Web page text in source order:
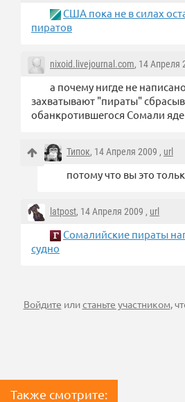
США пока не в силах
пиратов
nixoid.livejournal.com, 14 Апреля
а почему нигде не
захватывают "пираты"
обанкротившегося Сомали
Типок, 14 Апреля 2009 , url
потому что вы это
latpost, 14 Апреля 2009 , url
Сомалийские пираты
судно
Войдите илистаньте участником,
Также смотрите: